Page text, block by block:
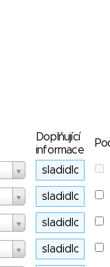
Doplňující
informace